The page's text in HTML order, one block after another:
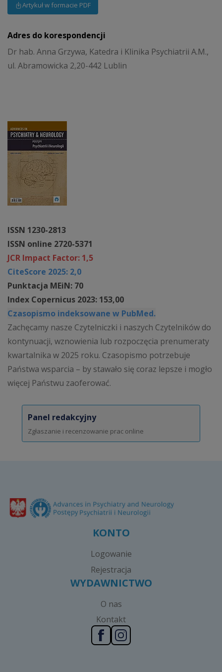
ISSN 1230-2813
ISSN online 2720-5371
JCR Impact Factor: 1,5
CiteScore 2025: 2,0
Punktacja MEiN: 70
Index Copernicus 2023: 153,00
Czasopismo indeksowane w PubMed.
Zachęcamy nasze Czytelniczki i naszych Czytelników do
kontynuacji, wznowienia lub rozpoczęcia prenumeraty
kwartalnika w 2025 roku. Czasopismo potrzebuje
Państwa wsparcia – by stawało się coraz lepsze i mogło
więcej Państwu zaoferować.
Panel redakcyjny
Zgłaszanie i recenzowanie prac online
Artykuł w formacie PDF
Adres do korespondencji
Dr hab. Anna Grzywa, Katedra i Klinika Psychiatrii A.M.,
ul. Abramowicka 2,20-442 Lublin
KONTO
Logowanie
Rejestracja
WYDAWNICTWO
O nas
Kontakt